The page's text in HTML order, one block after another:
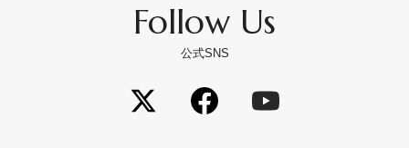
Follow Us
公式SNS